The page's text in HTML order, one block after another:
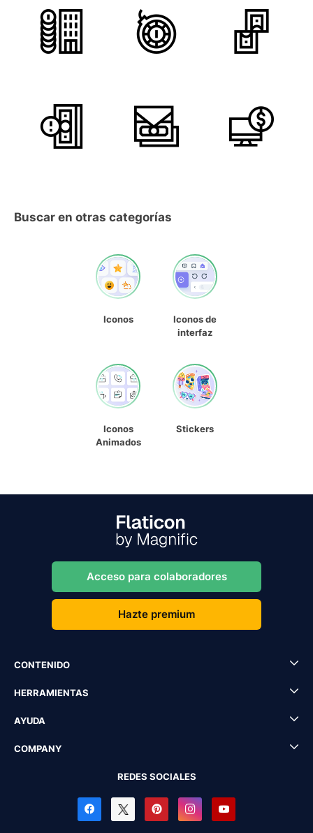
Buscar en otras categorías
Iconos
Iconos de
interfaz
Iconos
Animados
Stickers
Acceso para colaboradores
Hazte premium
CONTENIDO
HERRAMIENTAS
AYUDA
COMPANY
REDES SOCIALES